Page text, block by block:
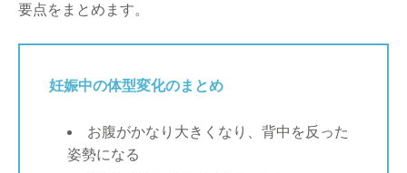
要点をまとめます。
妊娠中の体型変化のまとめ
お腹がかなり大きくなり、背中を反った
姿勢になる